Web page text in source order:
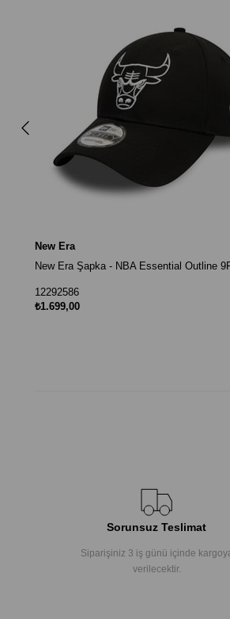
New Era
12292586
₺1.699,00
Sorunsuz Teslimat
Siparişiniz 3 iş günü içinde
verilecektir.